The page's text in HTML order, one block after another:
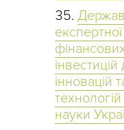
інновацій
технологій
науки